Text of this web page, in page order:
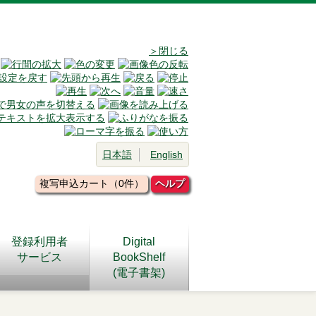
＞閉じる
日本語 English
複写申込カート（0件） ヘルプ
登録利用者
サービス
Digital
BookShelf
(電子書架)